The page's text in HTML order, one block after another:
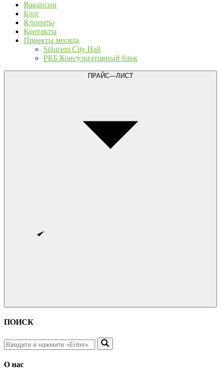
Вакансии
Блог
Клиенты
Контакты
Проекты месяца
Stăuceni City Hall
РКБ Консультативный блок
ПРАЙС—ЛИСТ
ПОИСК
О нас